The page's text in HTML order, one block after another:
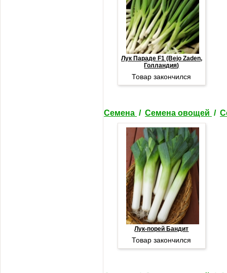
Лук Параде F1 (Bejo Zaden,
Голландия)
Товар закончился
Семена / Семена овощей /
Лук-порей Бандит
Товар закончился